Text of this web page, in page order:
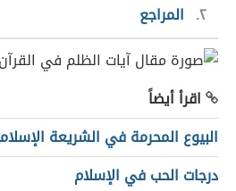
٢ المراجع
اقرأ أيضاً
البيوع المحرمة في الشريعة
درجات الحب في الإسلام